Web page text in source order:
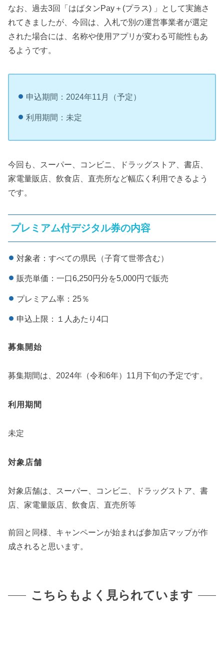
なお、過去3回「はばタンPay＋(プラス) 」として実施さ
れてきましたが、今回は、入札で別の運営事業者が選定
された場合には、名称や使用アプリが変わる可能性もあ
るようです。
申込期間：2024年11月（予定）
利用期間：未定
今回も、スーパー、コンビニ、ドラッグストア、書店、
家電量販店、飲食店、直売所など幅広く利用できるよう
です。
プレミアム付デジタル券の内容
対象者：すべての県民（子育て世帯含む）
販売単価：一口6,250円分を5,000円で販売
プレミアム率：25％
申込上限：１人あたり4口
募集開始
募集期間は、2024年（令和6年）11月下旬の予定です。
利用期間
未定
対象店舗
対象店舗は、スーパー、コンビニ、ドラッグストア、書
店、家電量販店、飲食店、直売所等
前回と同様、キャンペーンが始まれば参加店マップが作
成されると思います。
こちらもよく見られています